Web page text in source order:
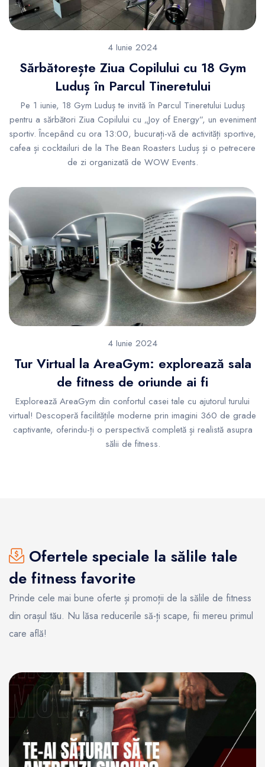
4 Iunie 2024
Sărbătorește Ziua Copilului cu 18 Gym
Luduș în Parcul Tineretului
Pe 1 iunie, 18 Gym Luduș te invită în Parcul Tineretului Luduș
pentru a sărbători Ziua Copilului cu „Joy of Energy”, un eveniment
sportiv. Începând cu ora 13:00, bucurați-vă de activități sportive,
cafea și cocktailuri de la The Bean Roasters Luduș și o petrecere
de zi organizată de WOW Events.
4 Iunie 2024
Tur Virtual la AreaGym: explorează sala
de fitness de oriunde ai fi
Explorează AreaGym din confortul casei tale cu ajutorul turului
virtual! Descoperă facilitățile moderne prin imagini 360 de grade
captivante, oferindu-ți o perspectivă completă și realistă asupra
sălii de fitness.
Ofertele speciale la sălile tale
de fitness favorite
Prinde cele mai bune oferte și promoții de la sălile de fitness
din orașul tău. Nu lăsa reducerile să-ți scape, fii mereu primul
care află!